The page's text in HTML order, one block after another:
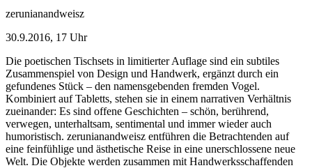
zerunianandweisz
30.9.2016, 17 Uhr
Die poetischen Tischsets in limitierter Auflage sind ein subtiles
Zusammenspiel von Design und Handwerk, ergänzt durch ein
gefundenes Stück – den namensgebenden fremden Vogel.
Kombiniert auf Tabletts, stehen sie in einem narrativen Verhältnis
zueinander: Es sind offene Geschichten – schön, berührend,
verwegen, unterhaltsam, sentimental und immer wieder auch
humoristisch. zerunianandweisz entführen die Betrachtenden auf
eine feinfühlige und ästhetische Reise in eine unerschlossene neue
Welt. Die Objekte werden zusammen mit Handwerksschaffenden